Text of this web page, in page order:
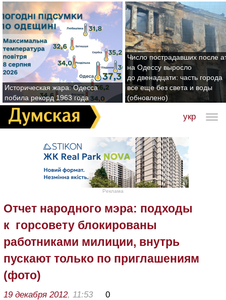
Историческая жара: Одесса
побила рекорд 1963 года
Число пострадавших после
на Одессу выросло
до двенадцати: часть города
все еще без света и воды
(обновлено)
укр
Реклама
Отчет народного мэра: подходы
к горсовету блокированы
работниками милиции, внутрь
пускают только по приглашениям
(фото)
19 декабря 2012, 11:53 0